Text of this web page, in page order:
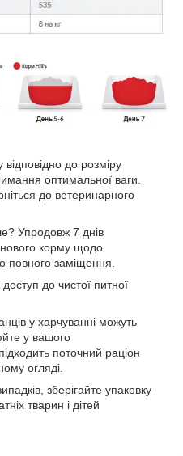
відповідно до розміру
оптимальної ваги.
до ветеринарного
Упродовж 7 днів
нового корму щодо
повного заміщення.
до чистої питної
у харчуванні можуть
у вашого
поточний раціон
огляді.
зберігайте упаковку
тварин і дітей